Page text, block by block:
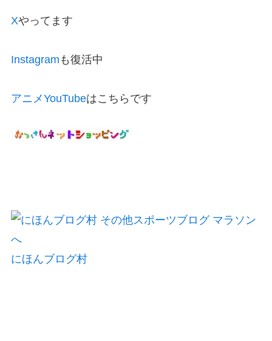
Xやってます
Instagram も復活中
アニメYouTubeはこちらです
にほんブログ村